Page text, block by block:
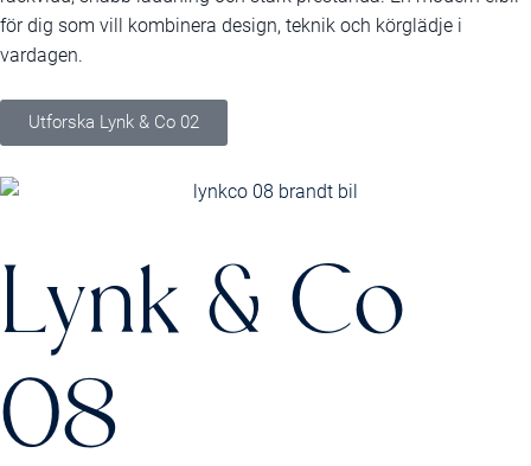
för dig som vill kombinera design, teknik och körglädje i
vardagen.
Utforska Lynk & Co 02
Lynk & Co
08